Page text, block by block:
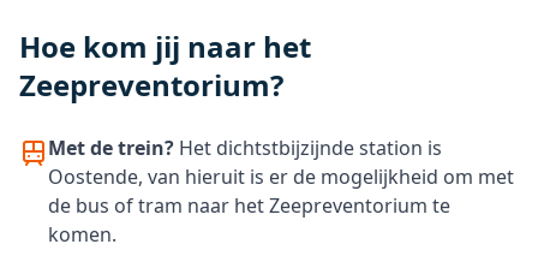
Hoe kom jij naar het
Zeepreventorium?
Met de trein? Het dichtstbijzijnde station is
Oostende, van hieruit is er de mogelijkheid om met
de bus of tram naar het Zeepreventorium te
komen.